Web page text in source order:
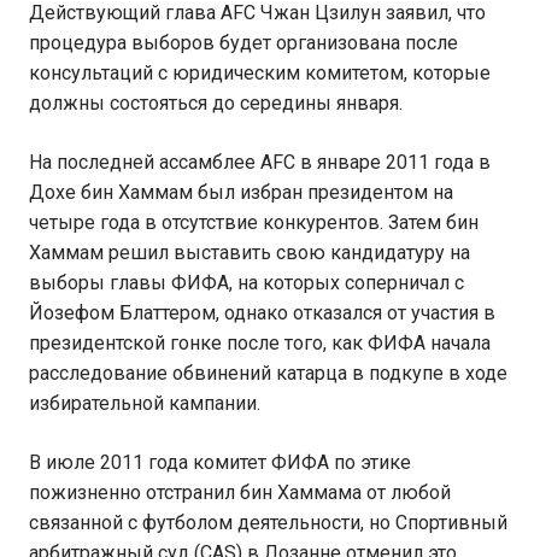
Действующий глава AFC Чжан Цзилун заявил, что
процедура выборов будет организована после
консультаций с юридическим комитетом, которые
должны состояться до середины января.
На последней ассамблее AFC в январе 2011 года в
Дохе бин Хаммам был избран президентом на
четыре года в отсутствие конкурентов. Затем бин
Хаммам решил выставить свою кандидатуру на
выборы главы ФИФА, на которых соперничал с
Йозефом Блаттером, однако отказался от участия в
президентской гонке после того, как ФИФА начала
расследование обвинений катарца в подкупе в ходе
избирательной кампании.
В июле 2011 года комитет ФИФА по этике
пожизненно отстранил бин Хаммама от любой
связанной с футболом деятельности, но Спортивный